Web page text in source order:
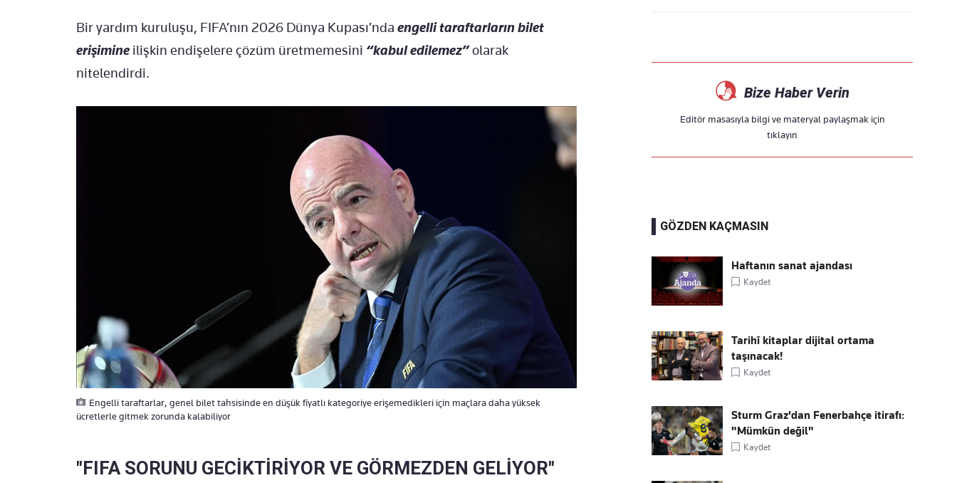
Bir yardım kuruluşu, FIFA’nın 2026 Dünya Kupası’nda engelli taraftarların bilet
erişimine ilişkin endişelere çözüm üretmemesini “kabul edilemez”olarak
nitelendirdi.
Engelli taraftarlar, genel bilet tahsisinde en düşük fiyatlı kategoriye erişemedikleri için maçlara daha yüksek
ücretlerle gitmek zorunda kalabiliyor
"FIFA SORUNU GECİKTİRİYOR VE GÖRMEZDEN GELİYOR"
Bize Haber Verin
Editör masasıyla bilgi ve materyal paylaşmak için
tıklayın
GÖZDEN KAÇMASIN
Haftanın sanat ajandası
Kaydet
Tarihî kitaplar dijital ortama
taşınacak!
Kaydet
Sturm Graz'dan Fenerbahçe itirafı:
"Mümkün değil"
Kaydet